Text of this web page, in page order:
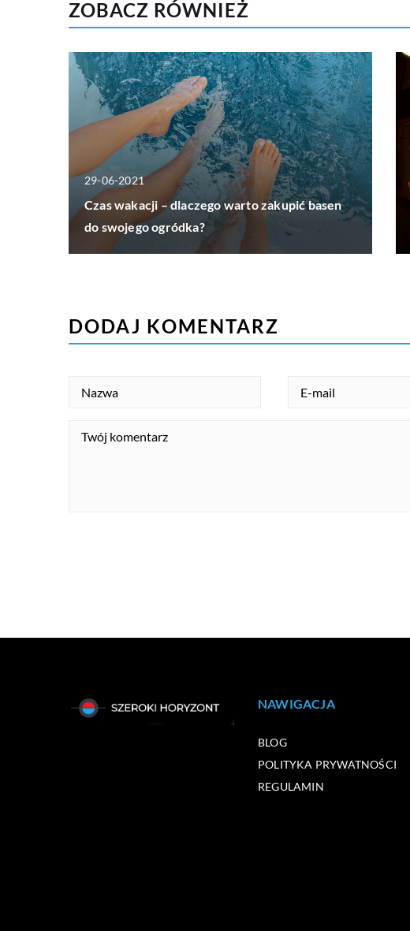
ZOBACZ RÓWNIEŻ
29-06-2021
Czas wakacji – dlaczego warto zakupić basen
do swojego ogródka?
DODAJ KOMENTARZ
NAWIGACJA
BLOG
POLITYKA PRYWATNOŚCI
REGULAMIN